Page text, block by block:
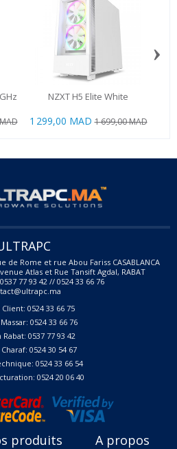
NZXT H5 Elite White
1 299,00 MAD 1 699,00 MAD
›
de Rome et rue Abou Fariss CASABLANCA
Atlas et Rue Tansift Agdal, RABAT
77 93 42 // 0524 33 66 76
0524 33 66 75
0524 33 66 76
Rabat: 0537 77 93 42
0524 30 54 67
0524 33 66 54
0524 20 06 40
produits A propos